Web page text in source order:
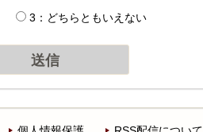
3：どちらともいえない